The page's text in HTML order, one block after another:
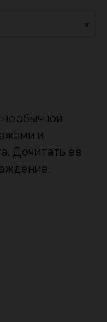
необычной
и
Дочитать ее